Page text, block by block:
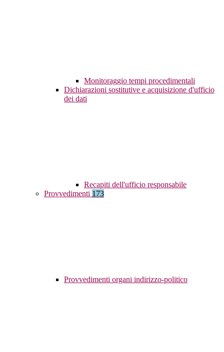
Monitoraggio tempi procedimentali
Dichiarazioni sostitutive e acquisizione d'ufficio
dei dati
Recapiti dell'ufficio responsabile
Provvedimenti 173
Provvedimenti organi indirizzo-politico